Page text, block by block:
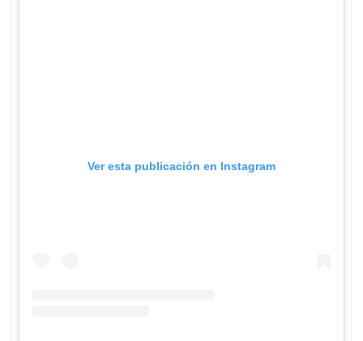
Ver esta publicación en Instagram